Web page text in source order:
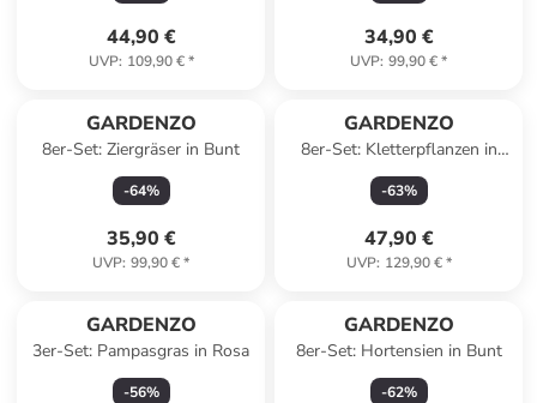
44,90 €
UVP: 109,90 €*
34,90 €
UVP: 99,90 €*
GARDENZO
8er-Set: Ziergräser in Bunt
-64%
35,90 €
UVP: 99,90 €*
GARDENZO
8er-Set: Kletterpflanzen in
Bunt
-63%
47,90 €
UVP: 129,90 €*
GARDENZO
3er-Set: Pampasgras in Rosa
-56%
GARDENZO
8er-Set: Hortensien in Bunt
-62%